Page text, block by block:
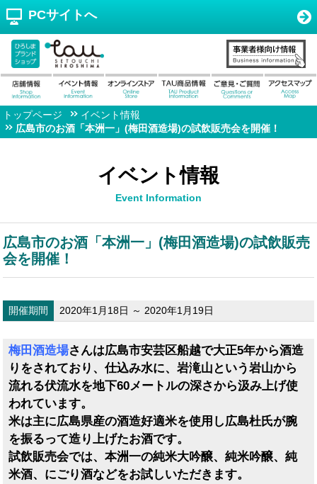
PCサイトへ
トップページ
イベント情報
広島市のお酒「本洲一」(梅田酒造場)の試飲販売会を開催！
イベント情報
Event Information
広島市のお酒「本洲一」(梅田酒造場)の試飲販売
会を開催！
開催期間 2020年1月18日 ～ 2020年1月19日
梅田酒造場さんは広島市安芸区船越で大正5年から酒造
りをされており、仕込み水に、岩滝山という岩山から
流れる伏流水を地下60メートルの深さから汲み上げ使
われています。
米は主に広島県産の酒造好適米を使用し広島杜氏が腕
を振るって造り上げたお酒です。
試飲販売会では、本洲一の純米大吟醸、純米吟醸、純
米酒、にごり酒などをお試しいただきます。